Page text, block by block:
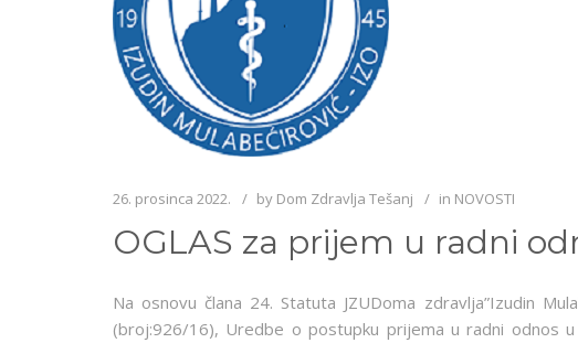
26. prosinca 2022. by Dom Zdravlja Tešanj in NOVOSTI
OGLAS za prijem u radni
Na osnovu člana 24. Statuta JZUDoma zdravlja”Izudin
(broj:926/16), Uredbe o postupku prijema u radni odnos